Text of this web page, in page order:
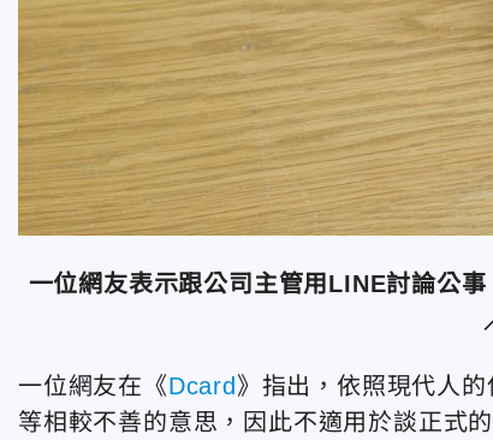
一位網友表示跟公司主管用LINE討論公
一位網友在《Dcard 》指出，依照現代人
等相較不善的意思，因此不適用於談正式